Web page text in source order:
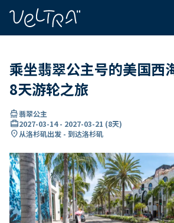
乘坐翡翠公主号的美国西
8天游轮之旅
directions_boat翡翠公主
card_travel2027-03-14- 2027-03-21 (8天)
location_on从洛杉矶出发 - 到达洛杉矶